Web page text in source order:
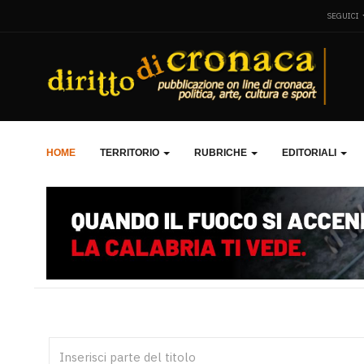
SEGUICI
HOME TERRITORIO RUBRICHE EDITORIALI